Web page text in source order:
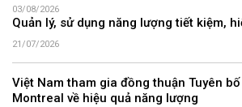
03/08/2026
Quản lý, sử dụng năng lượng tiết kiệm,
21/07/2026
Việt Nam tham gia đồng thuận Tuyên
Montreal về hiệu quả năng lượng